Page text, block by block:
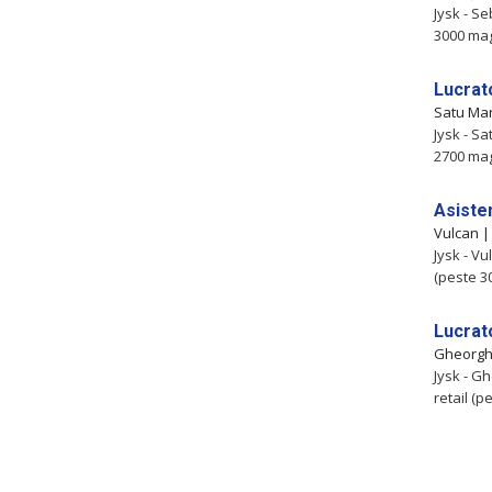
Jysk -
3000
Satu
Jysk -
2700
Vulcan
Jysk -
(peste
Jysk -
retail